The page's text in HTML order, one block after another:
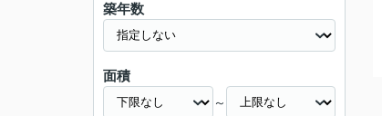
築年数
面積
～